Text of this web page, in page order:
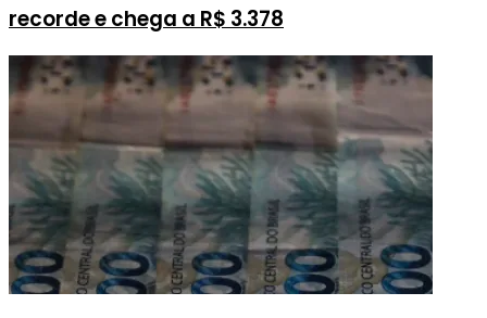
recorde e chega a R$ 3.378